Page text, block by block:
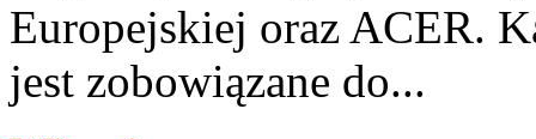
Europejskiej oraz ACER.
jest zobowiązane do...